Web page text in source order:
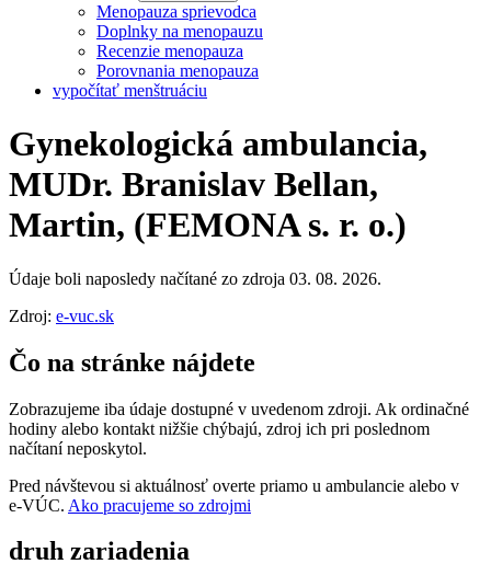
Menopauza sprievodca
Doplnky na menopauzu
Recenzie menopauza
Porovnania menopauza
vypočítať menštruáciu
Gynekologická ambulancia,
MUDr. Branislav Bellan,
Martin, (FEMONA s. r. o.)
Údaje boli naposledy načítané zo zdroja 03. 08. 2026.
Zdroj: e-vuc.sk
Čo na stránke nájdete
Zobrazujeme iba údaje dostupné v uvedenom zdroji. Ak ordinačné
hodiny alebo kontakt nižšie chýbajú, zdroj ich pri poslednom
načítaní neposkytol.
Pred návštevou si aktuálnosť overte priamo u ambulancie alebo v
e‑VÚC. Ako pracujeme so zdrojmi
druh zariadenia